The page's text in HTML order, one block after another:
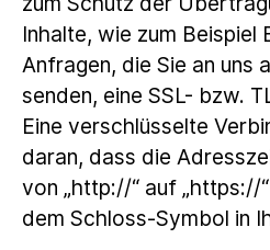
Inhalte, wie zum Beispiel
Anfragen, die Sie an uns
senden, eine SSL- bzw.
Eine verschlüsselte
daran, dass die
von „http://“ auf „https://
dem Schloss-Symbol in